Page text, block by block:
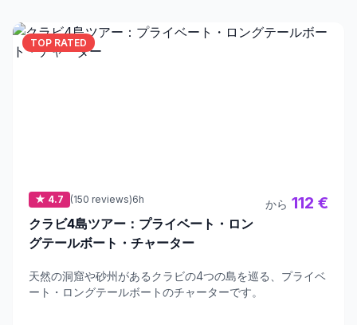
TOP RATED
★ 4.7 (150 reviews)6h
クラビ4島ツアー：プライベート・ロン
グテールボート・チャーター
から 112 €
天然の洞窟や砂州があるクラビの4つの島を巡る、プライベ
ート・ロングテールボートのチャーターです。